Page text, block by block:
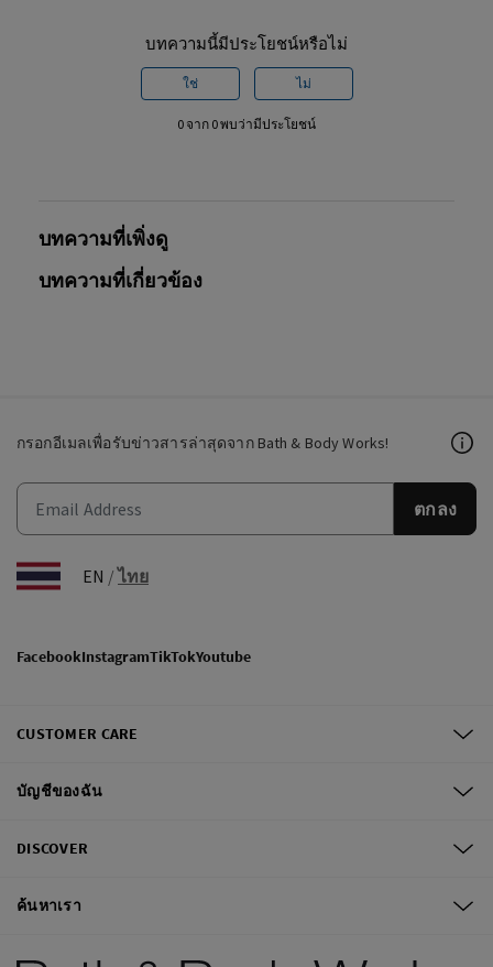
บทความนี้มีประโยชน์หรือไม่
ใช่ ไม่
0 จาก 0 พบว่ามีประโยชน์
บทความที่เพิ่งดู
บทความที่เกี่ยวข้อง
กรอกอีเมลเพื่อรับข่าวสารล่าสุดจาก Bath & Body Works!
ตกลง
EN /ไทย
FacebookInstagramTikTokYoutube
CUSTOMER CARE
บัญชีของฉัน
DISCOVER
ค้นหาเรา